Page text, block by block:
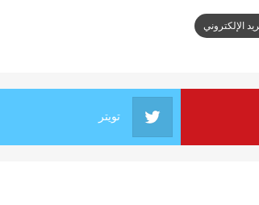
الإلكتروني
تويتر